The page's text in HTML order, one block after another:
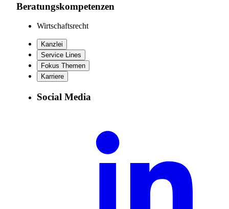
Beratungskompetenzen
Wirtschaftsrecht
Kanzlei
Service Lines
Fokus Themen
Karriere
Social Media